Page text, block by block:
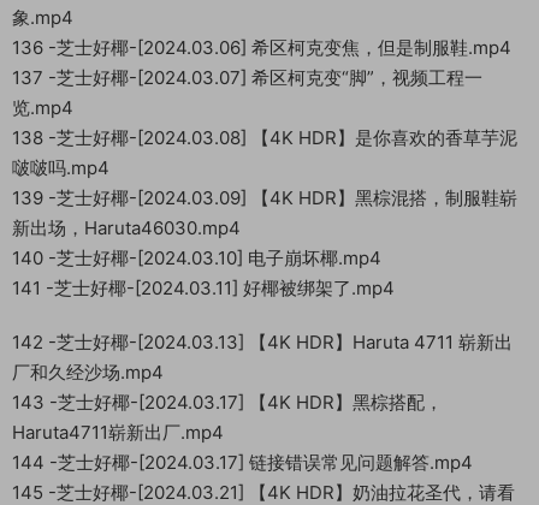
象.mp4
136 -芝士好椰-[2024.03.06] 希区柯克变焦，但是制服鞋.mp4
137 -芝士好椰-[2024.03.07] 希区柯克变“脚”，视频工程一
览.mp4
138 -芝士好椰-[2024.03.08] 【4K HDR】是你喜欢的香草芋泥
啵啵吗.mp4
139 -芝士好椰-[2024.03.09] 【4K HDR】黑棕混搭，制服鞋崭
新出场，Haruta46030.mp4
140 -芝士好椰-[2024.03.10] 电子崩坏椰.mp4
141 -芝士好椰-[2024.03.11] 好椰被绑架了.mp4
142 -芝士好椰-[2024.03.13] 【4K HDR】Haruta 4711 崭新出
厂和久经沙场.mp4
143 -芝士好椰-[2024.03.17] 【4K HDR】黑棕搭配，
Haruta4711崭新出厂.mp4
144 -芝士好椰-[2024.03.17] 链接错误常见问题解答.mp4
145 -芝士好椰-[2024.03.21] 【4K HDR】奶油拉花圣代，请看